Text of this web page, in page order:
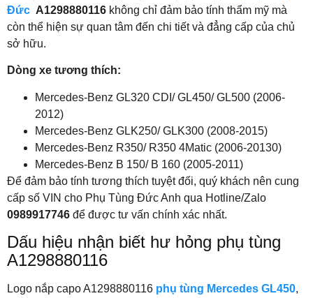
Đức A1298880116 không chỉ đảm bảo tính thẩm mỹ mà
còn thể hiện sự quan tâm đến chi tiết và đẳng cấp của chủ
sở hữu.
Dòng xe tương thích:
Mercedes-Benz GL320 CDI/ GL450/ GL500 (2006-
2012)
Mercedes-Benz GLK250/ GLK300 (2008-2015)
Mercedes-Benz R350/ R350 4Matic (2006-20130)
Mercedes-Benz B 150/ B 160 (2005-2011)
Để đảm bảo tính tương thích tuyệt đối, quý khách nên cung
cấp số VIN cho Phụ Tùng Đức Anh qua Hotline/Zalo
0989917746 để được tư vấn chính xác nhất.
Dấu hiệu nhận biết hư hỏng phụ tùng
A1298880116
Logo nắp capo A1298880116 phụ tùng Mercedes GL450,